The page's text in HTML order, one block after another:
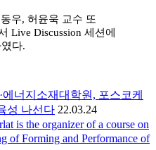
우, 허윤욱 교수 또
Live Discussion 세션에
다.
에너지소재대학원, 포스코케
성 나선다 22.03.24
is the organizer of a course on
of Forming and Performance of